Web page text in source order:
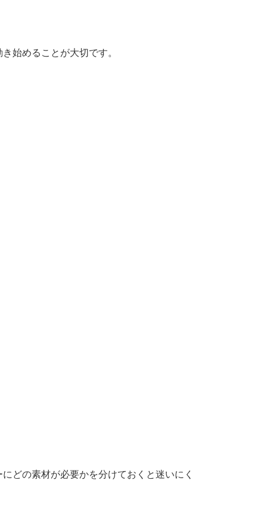
始めることが大切です。
どの素材が必要かを分けておくと迷いにく